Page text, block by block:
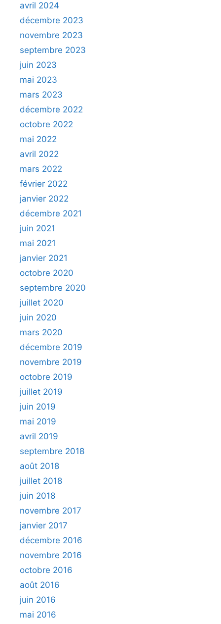
avril 2024
décembre 2023
novembre 2023
septembre 2023
juin 2023
mai 2023
mars 2023
décembre 2022
octobre 2022
mai 2022
avril 2022
mars 2022
février 2022
janvier 2022
décembre 2021
juin 2021
mai 2021
janvier 2021
octobre 2020
septembre 2020
juillet 2020
juin 2020
mars 2020
décembre 2019
novembre 2019
octobre 2019
juillet 2019
juin 2019
mai 2019
avril 2019
septembre 2018
août 2018
juillet 2018
juin 2018
novembre 2017
janvier 2017
décembre 2016
novembre 2016
octobre 2016
août 2016
juin 2016
mai 2016